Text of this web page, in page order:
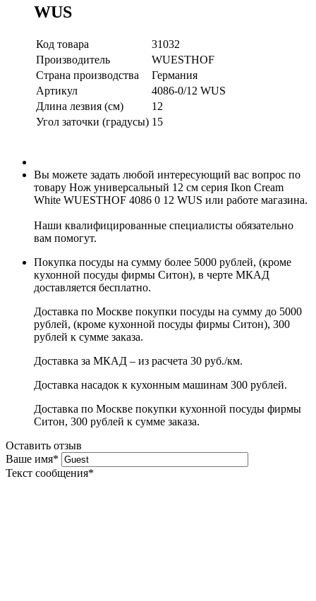
WUS
Код товара
31032
Производитель
WUESTHOF
Страна производства
Германия
Артикул
4086-0/12 WUS
Длина лезвия (см)
12
Угол заточки (градусы) 15
Вы можете задать любой интересующий вас вопрос по
товару Нож универсальный 12 см серия Ikon Cream
White WUESTHOF 4086 0 12 WUS или работе магазина.
Наши квалифицированные специалисты обязательно
вам помогут.
Покупка посуды на сумму более 5000 рублей, (кроме
кухонной посуды фирмы Ситон), в черте МКАД
доставляется бесплатно.
Доставка по Москве покупки посуды на сумму до 5000
рублей, (кроме кухонной посуды фирмы Ситон), 300
рублей к сумме заказа.
Доставка за МКАД – из расчета 30 руб./км.
Доставка насадок к кухонным машинам 300 рублей.
Доставка по Москве покупки кухонной посуды фирмы
Ситон, 300 рублей к сумме заказа.
Оставить отзыв
Ваше имя*
Текст сообщения*